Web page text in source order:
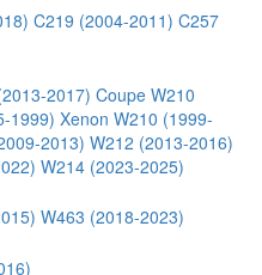
C219 (2004-2011) C257
2017) CoupeW210
1999) Xenon W210 (1999-
2013) W212 (2013-2016)
W214 (2023-2025)
W463 (2018-2023)